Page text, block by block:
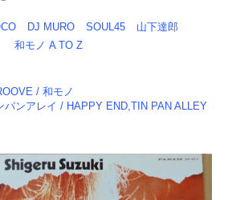
DJ MURO SOUL45
山下達郎
和モノ A TO Z
/ 和モノ
パンアレイ / HAPPY END,TIN PAN ALLEY